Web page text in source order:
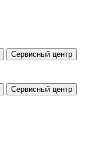
Сервисный центр
Сервисный центр